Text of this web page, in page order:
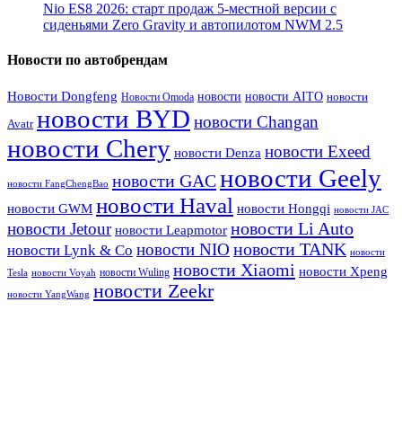
Nio ES8 2026: старт продаж 5-местной версии с
сиденьями Zero Gravity и автопилотом NWM 2.5
Новости по автобрендам
Новости Dongfeng Новости Omoda новости новости AITO новости
Avatr новости BYD новости Changan
новости Chery новости Denza новости Exeed
новости FangChengBao новости GACновости Geely
новости GWM новости Haval новости Hongqi новости JAC
новости Jetour новости Leapmotor новости Li Auto
новости Lynk & Co новости NIO новости TANK новости
Tesla новости Voyah новости Wuling новости Xiaomi новости Xpeng
новости YangWang новости Zeekr